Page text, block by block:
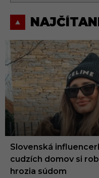
Slovenská
cudzích domov si
hrozia súdom